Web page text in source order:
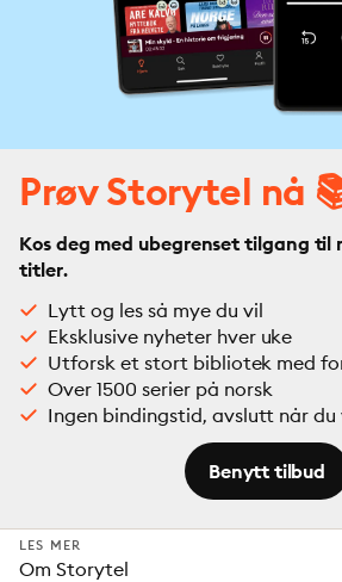
Prøv Storytel nå
Kos deg med ubegrenset tilgang til
titler.
Lytt og les så mye du vil
Eksklusive nyheter hver uke
Utforsk et stort bibliotek med
Over 1500 serier på norsk
Ingen bindingstid, avslutt når du
Benytt tilbud
LES MER
Om Storytel